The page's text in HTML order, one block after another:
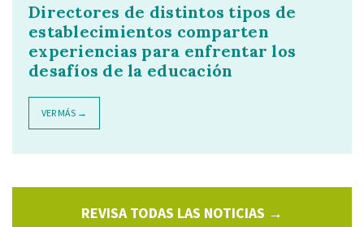
Directores de distintos tipos de
establecimientos comparten
experiencias para enfrentar los
desafíos de la educación
VER MÁS →
REVISA TODAS LAS NOTICIAS →